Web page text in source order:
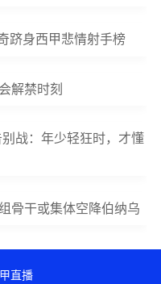
跻身西甲悲情射手榜
解禁时刻
战：年少轻狂时，才懂
骨干或集体空降伯纳乌
直播